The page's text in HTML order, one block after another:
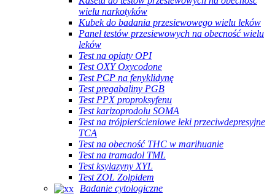
wielu narkotyków
Kubek do badania przesiewowego wielu leków
Panel testów przesiewowych na obecność wielu
leków
Test na opiaty OPI
Test OXY Oxycodone
Test PCP na fenyklidynę
Test pregabaliny PGB
Test PPX proproksyfenu
Test karizoprodolu SOMA
Test na trójpierścieniowe leki przeciwdepresyjne
TCA
Test na obecność THC w marihuanie
Test na tramadol TML
Test ksylazyny XYL
Test ZOL Zolpidem
Badanie cytologiczne